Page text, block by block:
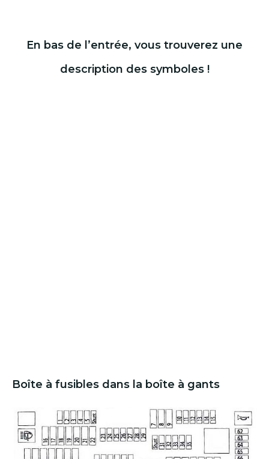
En bas de l’entrée, vous trouverez une
description des symboles !
Boîte à fusibles dans la boîte à gants